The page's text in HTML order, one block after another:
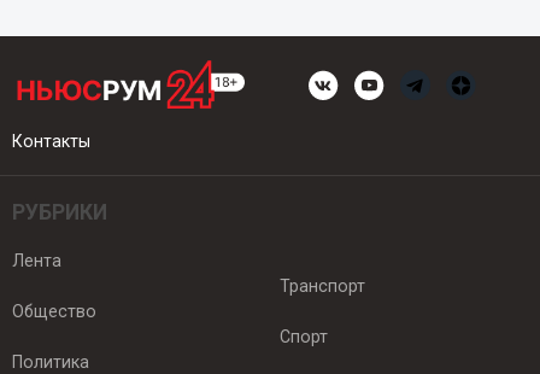
Контакты
РУБРИКИ
Лента
Общество
Политика
Транспорт
Спорт